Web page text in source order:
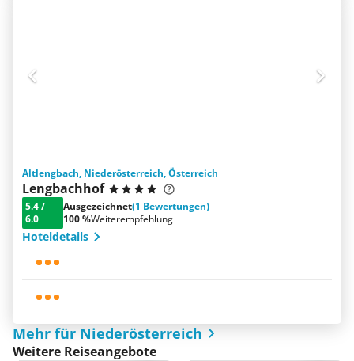
Altlengbach, Niederösterreich, Österreich
Lengbachhof
5.4/
6.0
Ausgezeichnet(1 Bewertungen)
100 %Weiterempfehlung
Hoteldetails
Mehr für Niederösterreich
Weitere Reiseangebote